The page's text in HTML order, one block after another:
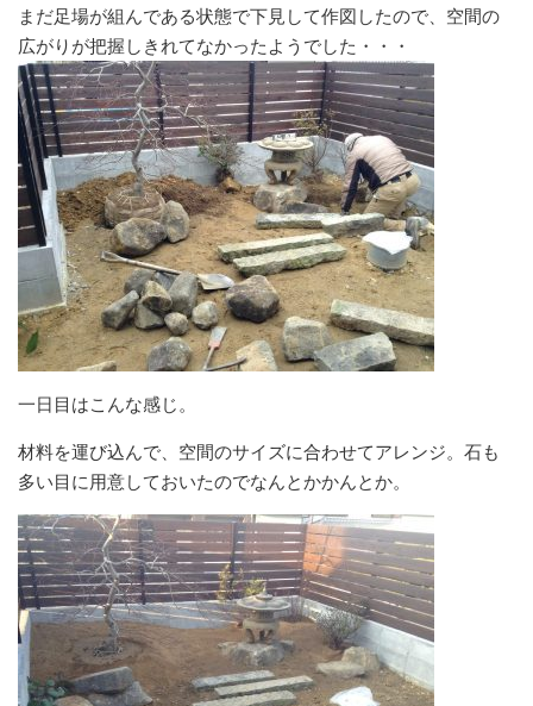
まだ足場が組んである状態で下見して作図したので、空間の
広がりが把握しきれてなかったようでした・・・
一日目はこんな感じ。
材料を運び込んで、空間のサイズに合わせてアレンジ。石も
多い目に用意しておいたのでなんとかかんとか。